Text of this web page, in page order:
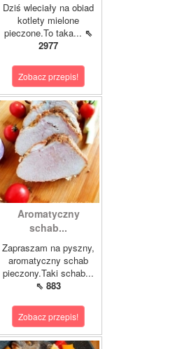
Dziś wleciały na obiad
kotlety mielone
pieczone.To taka... ⇖
2977
Zobacz przepis!
Aromatyczny
schab...
Zapraszam na pyszny,
aromatyczny schab
pieczony.Taki schab...
⇖ 883
Zobacz przepis!